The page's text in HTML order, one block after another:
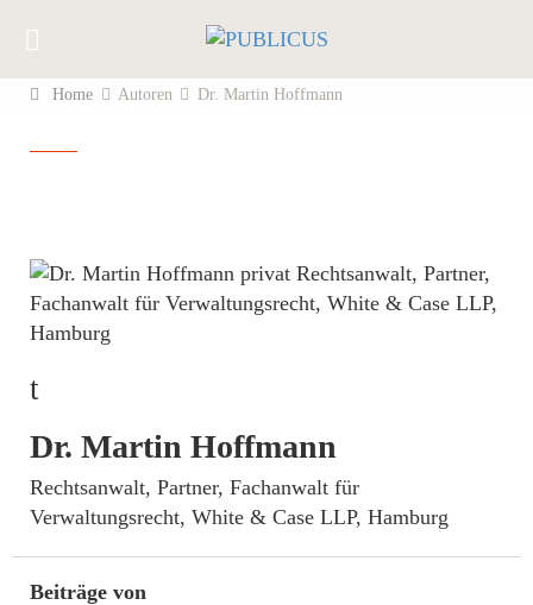
Home Autoren Dr. Martin Hoffmann
t
Dr. Martin Hoffmann
­Rechtsanwalt, Partner, Fachanwalt für
Verwaltungsrecht, White & Case LLP, Hamburg
Beiträge von